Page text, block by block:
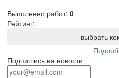
Выполнено работ: 0
Рейтинг:
выбрать
Подпишись на новости